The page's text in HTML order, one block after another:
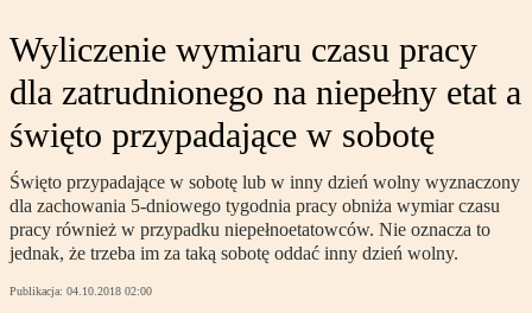
Wyliczenie wymiaru czasu pracy
dla zatrudnionego na niepełny etat a
święto przypadające w sobotę
Święto przypadające w sobotę lub w inny dzień wolny wyznaczony
dla zachowania 5-dniowego tygodnia pracy obniża wymiar czasu
pracy również w przypadku niepełnoetatowców. Nie oznacza to
jednak, że trzeba im za taką sobotę oddać inny dzień wolny.
Publikacja: 04.10.2018 02:00